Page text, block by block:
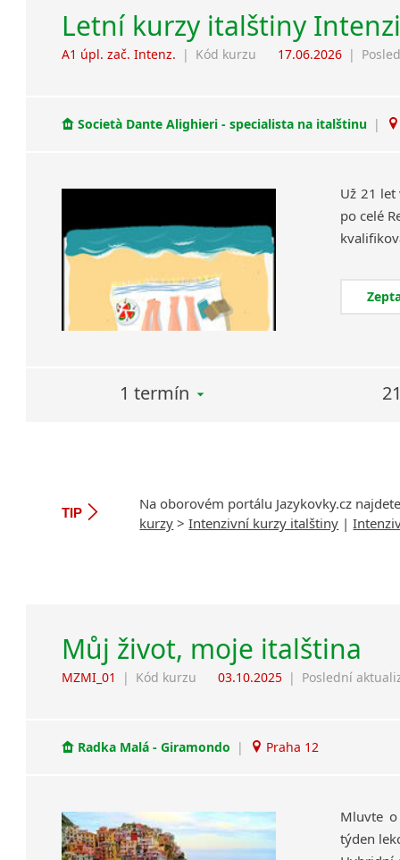
Letní kurzy italštiny
A1 úpl. zač. Intenz. | Kód kurzu 17.06.2026 |
Società Dante Alighieri - specialista na italštinu |
Už 21 let
po celé
1 termín
TIP
Na oborovém portálu Jazykovky.cz
kurzy >Intenzivní kurzy italštiny |
Můj život, moje italština
MZMI_01 | Kód kurzu 03.10.2025 | Poslední
Radka Malá - Giramondo | Praha 12
Mluvte
týden